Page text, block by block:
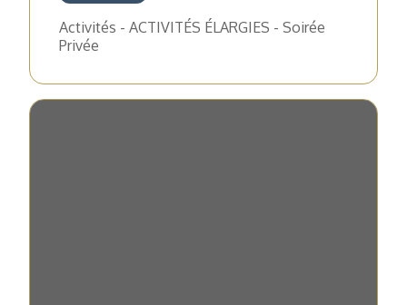
Activités - ACTIVITÉS ÉLARGIES - Soirée
Privée